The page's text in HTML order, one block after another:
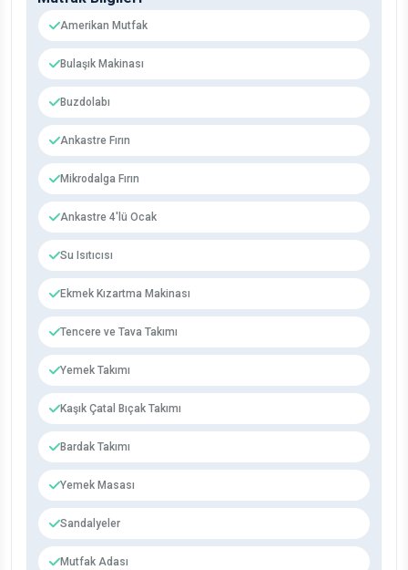
Amerikan Mutfak
Bulaşık Makinası
Buzdolabı
Ankastre Fırın
Mikrodalga Fırın
Ankastre 4'lü Ocak
Su Isıtıcısı
Ekmek Kızartma Makinası
Tencere ve Tava Takımı
Yemek Takımı
Kaşık Çatal Bıçak Takımı
Bardak Takımı
Yemek Masası
Sandalyeler
Mutfak Adası